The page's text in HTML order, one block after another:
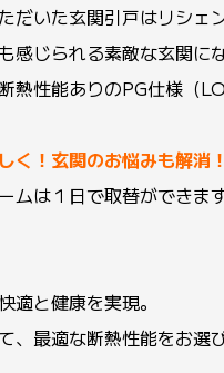
だいた玄関引戸はリシェ
感じられる素敵な玄関に
熱性能ありのPG仕様（
く！玄関のお悩みも解消！
ムは１日で取替ができま
適と健康を実現。
、最適な断熱性能をお選